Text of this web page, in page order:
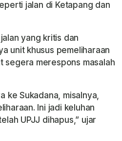
jalan di Ketapang dan
yang kritis dan
unit khusus pemeliharaan
segera merespons masalah
ke Sukadana, misalnya,
Ini jadi keluhan
UPJJ dihapus,” ujar